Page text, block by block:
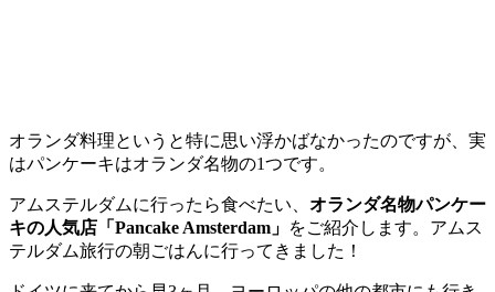
オランダ料理というと特に思い浮かばなかったのですが、実
はパンケーキはオランダ名物の1つです。
アムステルダムに行ったら食べたい、 オランダ名物パンケー
キの人気店「Pancake Amsterdam」 をご紹介します。アムス
テルダム旅行の朝ごはんに行ってきました！